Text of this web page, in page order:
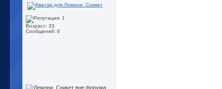
Возраст: 33
Сообщений: 6